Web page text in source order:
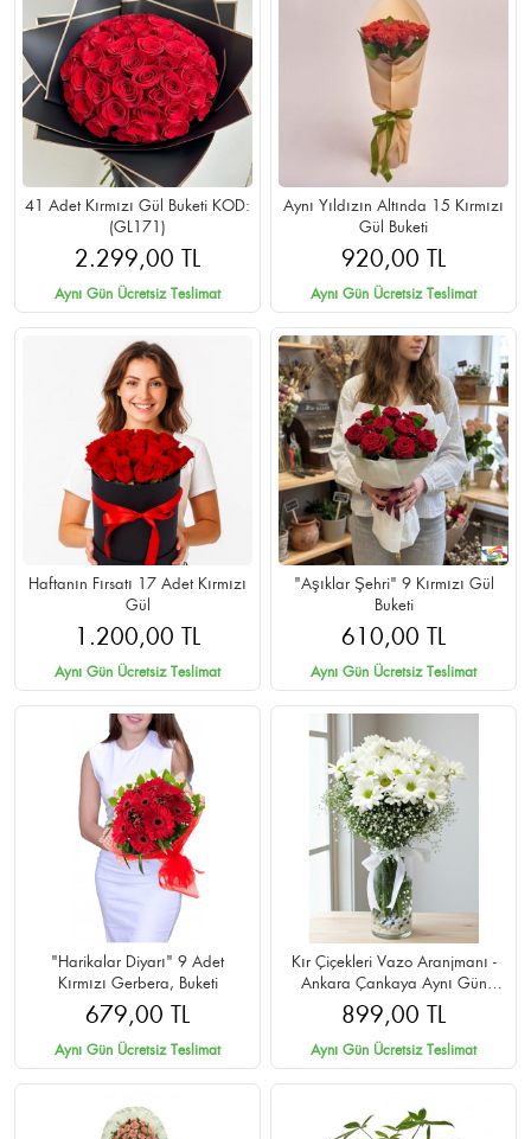
41 Adet Kırmızı Gül Buketi KOD:
(GL171)
2.299,00 TL
Aynı Gün Ücretsiz Teslimat
Aynı Yıldızın Altında 15 Kırmızı
Gül Buketi
920,00 TL
Aynı Gün Ücretsiz Teslimat
Haftanın Fırsatı 17 Adet Kırmızı
Gül
1.200,00 TL
Aynı Gün Ücretsiz Teslimat
"Aşıklar Şehri" 9 Kırmızı Gül
Buketi
610,00 TL
Aynı Gün Ücretsiz Teslimat
"Harikalar Diyarı" 9 Adet
Kırmızı Gerbera, Buketi
679,00 TL
Aynı Gün Ücretsiz Teslimat
Kır Çiçekleri Vazo Aranjmanı -
Ankara Çankaya Aynı Gün
Teslim
899,00 TL
Aynı Gün Ücretsiz Teslimat